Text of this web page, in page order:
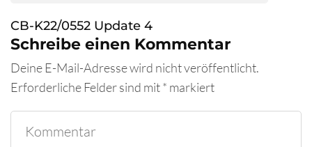
CB-K22/0552 Update 4
Schreibe einen Kommentar
Deine E-Mail-Adresse wird nicht veröffentlicht.
Erforderliche Felder sind mit* markiert